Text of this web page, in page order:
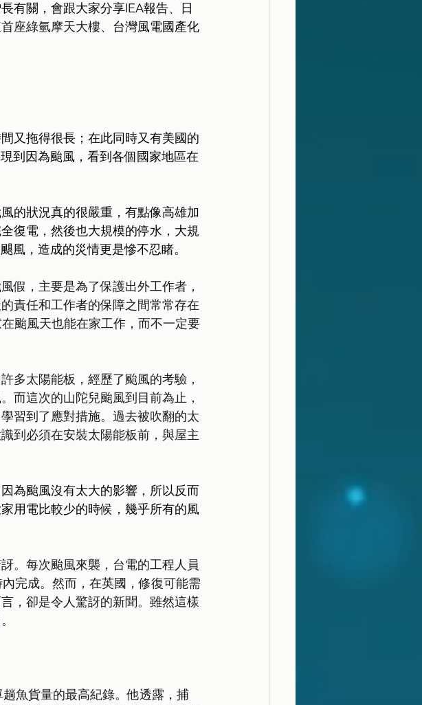
有關，會跟大家分享IEA報告、
日
座綠氫摩天大樓、 台灣風電國產化
又拖得很長；在此同時又有美國的
到因為颱風，看到各個國家地區在
的狀況真的很嚴重，有點像高雄加
復電，然後也大規模的停水，大規
風，造成的災情更是慘不忍睹。
假，主要是為了保護出外工作者，
責任和工作者的保障之間常常存在
颱風天也能在家工作，而不一定要
多太陽能板，經歷了颱風的考驗，
而這次的山陀兒颱風到目前為止，
習到了應對措施。過去被吹翻的太
到必須在安裝太陽能板前，與屋主
為颱風沒有太大的影響，所以反而
用電比較少的時候，幾乎所有的風
。每次颱風來襲，台電的工程人員
完成。然而，在英國，修復可能需
， 卻是令人驚訝的新聞。雖然這樣
魚貨量的最高紀錄。他透露，捕